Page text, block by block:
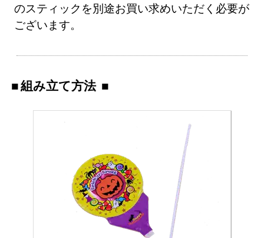
のスティックを別途お買い求めいただく必要が
ございます。
組み立て方法